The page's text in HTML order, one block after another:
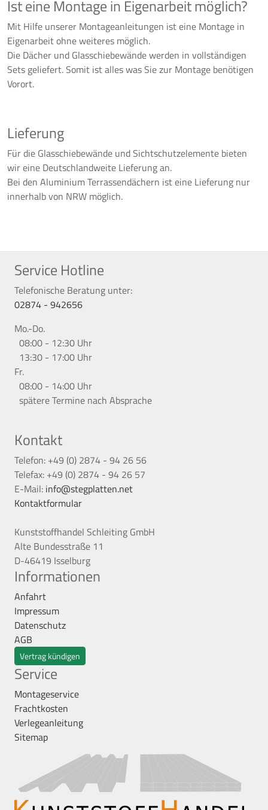
Ist eine Montage in Eigenarbeit möglich?
Mit Hilfe unserer Montageanleitungen ist eine Montage in
Eigenarbeit ohne weiteres möglich.
Die Dächer und Glasschiebewände werden in vollständigen
Sets geliefert. Somit ist alles was Sie zur Montage benötigen
Vorort.
Lieferung
Für die Glasschiebewände und Sichtschutzelemente bieten
wir eine Deutschlandweite Lieferung an.
Bei den Aluminium Terrassendächern ist eine Lieferung nur
innerhalb von NRW möglich.
Service Hotline
Telefonische Beratung unter:
02874 - 942656
Mo.-Do.
08:00 - 12:30 Uhr
13:30 - 17:00 Uhr
Fr.
08:00 - 14:00 Uhr
spätere Termine nach Absprache
Kontakt
Telefon: +49 (0) 2874 - 94 26 56
Telefax: +49 (0) 2874 - 94 26 57
E-Mail: info@stegplatten.net
Kontaktformular
Kunststoffhandel Schleiting GmbH
Alte Bundesstraße 11
D-46419 Isselburg
Informationen
Anfahrt
Impressum
Datenschutz
AGB
Vertrag kündigen
Service
Montageservice
Frachtkosten
Verlegeanleitung
Sitemap